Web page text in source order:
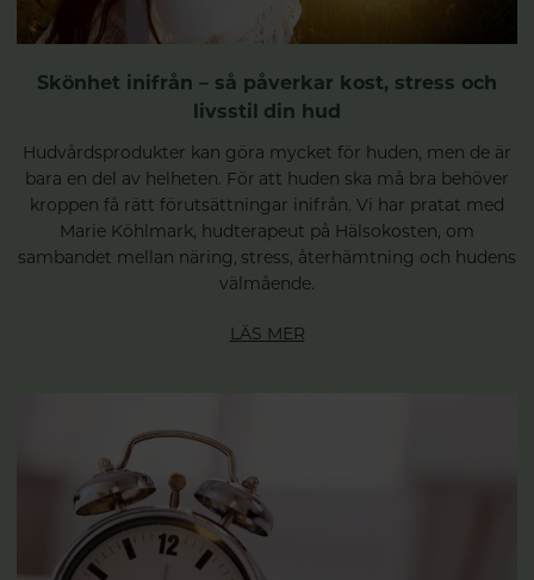
Skönhet inifrån – så påverkar kost, stress och
livsstil din hud
Hudvårdsprodukter kan göra mycket för huden, men de är
bara en del av helheten. För att huden ska må bra behöver
kroppen få rätt förutsättningar inifrån. Vi har pratat med
Marie Köhlmark, hudterapeut på Hälsokosten, om
sambandet mellan näring, stress, återhämtning och hudens
välmående.
LÄS MER